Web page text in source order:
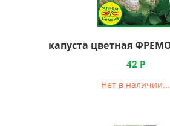
капуста цветная
42 Р
Нет в наличии...